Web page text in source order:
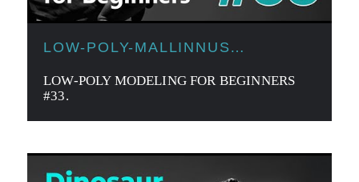
LOW-POLY-MALLINNUS
LOW-POLY MODELING FOR BEGINNERS
#33.